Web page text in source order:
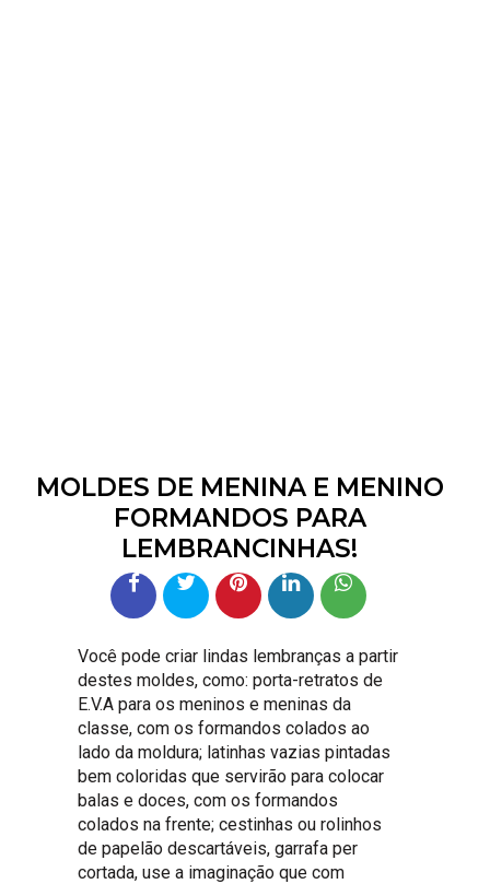
MOLDES DE MENINA E MENINO
FORMANDOS PARA
LEMBRANCINHAS!
Você pode criar lindas lembranças a partir
destes moldes, como: porta-retratos de
E.V.A para os meninos e meninas da
classe, com os formandos colados ao
lado da moldura; latinhas vazias pintadas
bem coloridas que servirão para colocar
balas e doces, com os formandos
colados na frente; cestinhas ou rolinhos
de papelão descartáveis, garrafa per
cortada, use a imaginação que com